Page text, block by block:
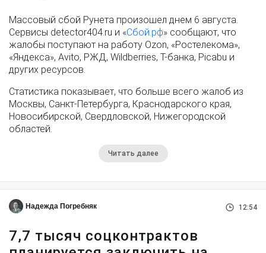
Массовый сбой Рунета произошел днем 6 августа.
Сервисы detector404.ru и «Сбой.рф» сообщают, что
жалобы поступают на работу Ozon, «Ростелекома»,
«Яндекса», Avito, РЖД, Wildberries, Т-банка, Picabu и
других ресурсов.
Статистика показывает, что больше всего жалоб из
Москвы, Санкт-Петербурга, Краснодарского края,
Новосибирской, Свердловской, Нижегородской
областей.
Читать далее
Надежда Погребняк 12:54
7,7 тысяч соцконтрактов